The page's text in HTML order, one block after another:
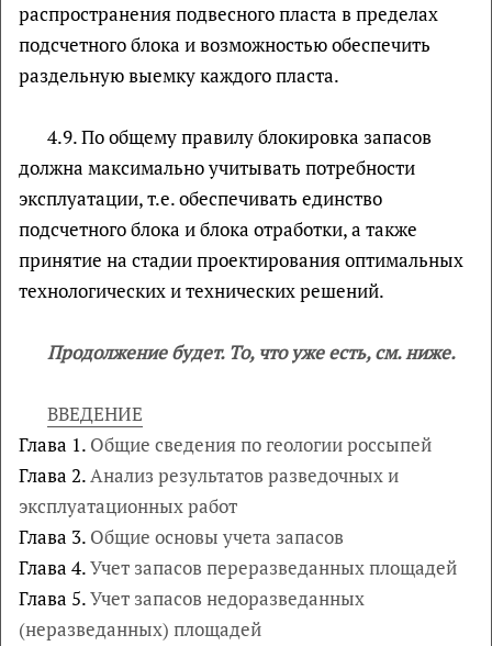
распространения подвесного пласта в пределах
подсчетного блока и возможностью обеспечить
раздельную выемку каждого пласта.
4.9. По общему правилу блокировка запасов
должна максимально учитывать потребности
эксплуатации, т.е. обеспечивать единство
подсчетного блока и блока отработки, а также
принятие на стадии проектирования оптимальных
технологических и технических решений.
Продолжение будет. То, что уже есть, см. ниже.
ВВЕДЕНИЕ
Глава 1. Общие сведения по геологии россыпей
Глава 2.Анализ результатов разведочных и
эксплуатационных работ
Глава 3. Общие основы учета запасов
Глава 4.Учет запасов переразведанных площадей
Глава 5.Учет запасов недоразведанных
(неразведанных) площадей